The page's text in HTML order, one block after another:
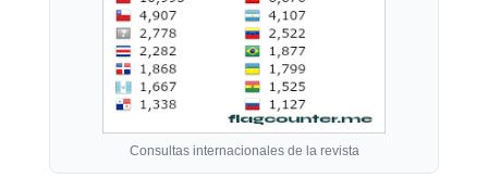
Consultas internacionales de la revista